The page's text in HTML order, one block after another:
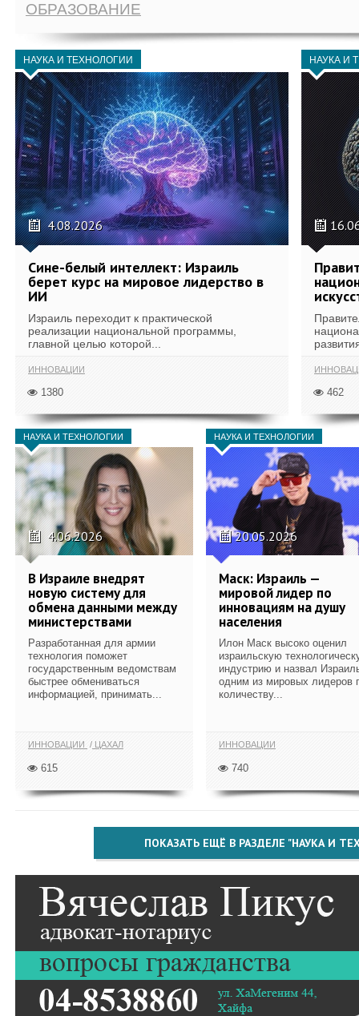
ОБРАЗОВАНИЕ
НАУКА И ТЕХНОЛОГИИ
4.08.2026
Сине-белый интеллект: Израиль
берет курс на мировое лидерство в
ИИ
Израиль переходит к практической
реализации национальной программы,
главной целью которой...
ИННОВАЦИИ
1380
НАУКА И
462
НАУКА И ТЕХНОЛОГИИ
4.06.2026
В Израиле внедрят
новую систему для
обмена данными между
министерствами
Разработанная для армии
технология поможет
государственным ведомствам
быстрее обмениваться
информацией, принимать...
ИННОВАЦИИ ЦАХАЛ
615
НАУКА И ТЕХНОЛОГИИ
20.05.2026
Маск: Израиль —
мировой лидер по
инновациям на душу
населения
Илон Маск высоко оценил
израильскую
индустрию и назвал
одним из мировых лидеров
количеству...
ИННОВАЦИИ
740
ПОКАЗАТЬ ЕЩЁ В РАЗДЕЛЕ "НАУКА И